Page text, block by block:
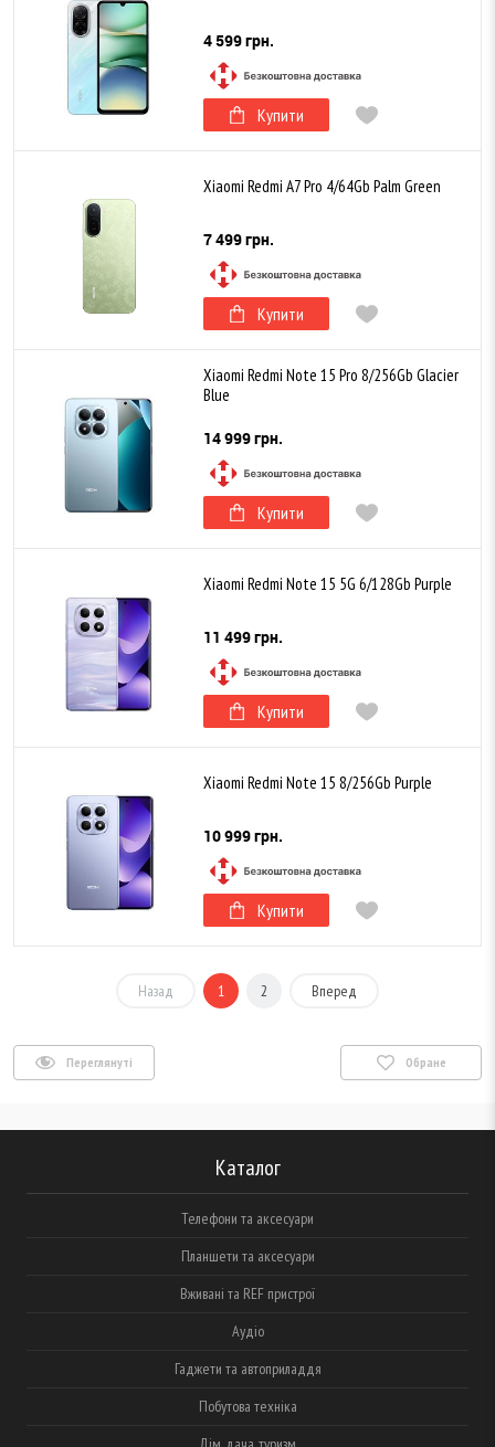
4 599 грн.
Купити
Xiaomi Redmi A7 Pro 4/64Gb Palm Green
7 499 грн.
Купити
Xiaomi Redmi Note 15 Pro 8/256Gb Glacier
Blue
14 999 грн.
Купити
Xiaomi Redmi Note 15 5G 6/128Gb Purple
11 499 грн.
Купити
Xiaomi Redmi Note 15 8/256Gb Purple
10 999 грн.
Купити
Назад 1 2 Вперед
Переглянуті Обране
Каталог
Телефони та аксесуари
Планшети та аксесуари
Вживані та REF пристрої
Аудіо
Гаджети та автоприладдя
Побутова техніка